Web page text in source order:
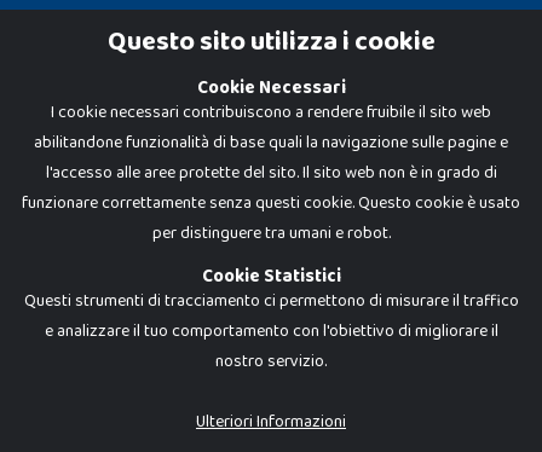
Cookie Policy
Dadi e Mattoncini è un brand di Giocabene Srl. Ogni riproduzione o utilizzo non
I prezzi e le promozioni pubblicate potrebbero differire da quanto esposto in
Questo sito utilizza i cookie
Cookie Necessari
I cookie necessari contribuiscono a rendere fruibile il sito web
abilitandone funzionalità di base quali la navigazione sulle pagine e
l'accesso alle aree protette del sito. Il sito web non è in grado di
funzionare correttamente senza questi cookie. Questo cookie è usato
per distinguere tra umani e robot.
Cookie Statistici
Questi strumenti di tracciamento ci permettono di misurare il traffico
e analizzare il tuo comportamento con l'obiettivo di migliorare il
nostro servizio.
Ulteriori Informazioni